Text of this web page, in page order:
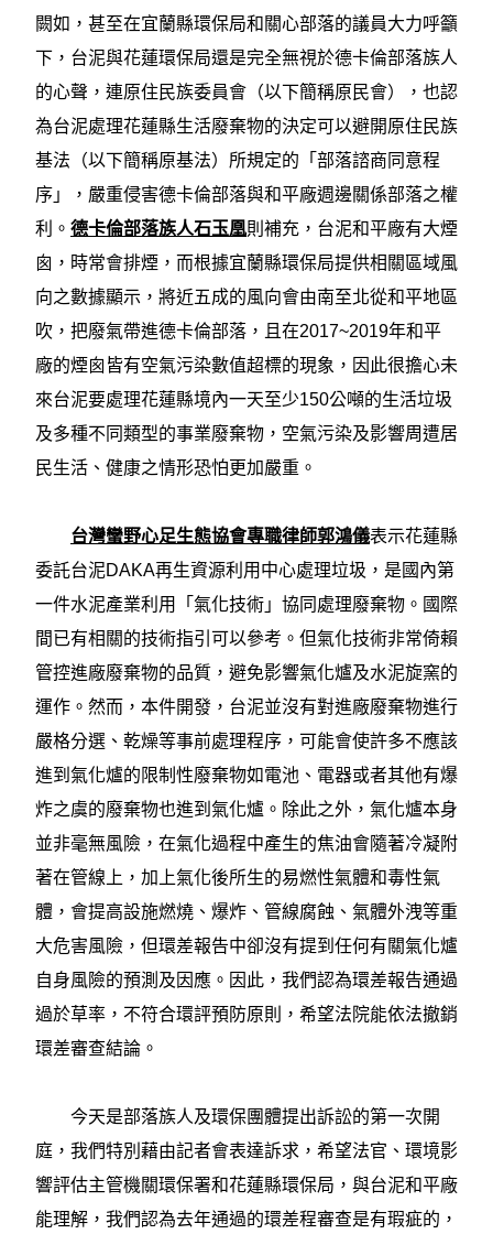
闕如，甚至在宜蘭縣環保局和關心部落的議員大力呼籲
下，台泥與花蓮環保局還是完全無視於德卡倫部落族人
的心聲，連原住民族委員會（以下簡稱原民會），也認
為台泥處理花蓮縣生活廢棄物的決定可以避開原住民族
基法（以下簡稱原基法）所規定的「部落諮商同意程
序」，嚴重侵害德卡倫部落與和平廠週邊關係部落之權
利。 德卡倫部落族人石玉凰則補充，台泥和平廠有大煙
囪，時常會排煙，而根據宜蘭縣環保局提供相關區域風
向之數據顯示，將近五成的風向會由南至北從和平地區
吹，把廢氣帶進德卡倫部落，且在2017~2019年和平
廠的煙囪皆有空氣污染數值超標的現象，因此很擔心未
來台泥要處理花蓮縣境內一天至少150公噸的生活垃圾
及多種不同類型的事業廢棄物，空氣污染及影響周遭居
民生活、健康之情形恐怕更加嚴重。
台灣蠻野心足生態協會專職律師郭鴻儀表示花蓮縣
委託台泥DAKA再生資源利用中心處理垃圾，是國內第
一件水泥產業利用「氣化技術」協同處理廢棄物。國際
間已有相關的技術指引可以參考。但氣化技術非常倚賴
管控進廠廢棄物的品質，避免影響氣化爐及水泥旋窯的
運作。然而，本件開發，台泥並沒有對進廠廢棄物進行
嚴格分選、乾燥等事前處理程序，可能會使許多不應該
進到氣化爐的限制性廢棄物如電池、電器或者其他有爆
炸之虞的廢棄物也進到氣化爐。除此之外，氣化爐本身
並非毫無風險，在氣化過程中產生的焦油會隨著冷凝附
著在管線上，加上氣化後所生的易燃性氣體和毒性氣
體，會提高設施燃燒、爆炸、管線腐蝕、氣體外洩等重
大危害風險，但環差報告中卻沒有提到任何有關氣化爐
自身風險的預測及因應。因此，我們認為環差報告通過
過於草率，不符合環評預防原則，希望法院能依法撤銷
環差審查結論。
今天是部落族人及環保團體提出訴訟的第一次開
庭，我們特別藉由記者會表達訴求，希望法官、環境影
響評估主管機關環保署和花蓮縣環保局，與台泥和平廠
能理解，我們認為去年通過的環差程審查是有瑕疵的，